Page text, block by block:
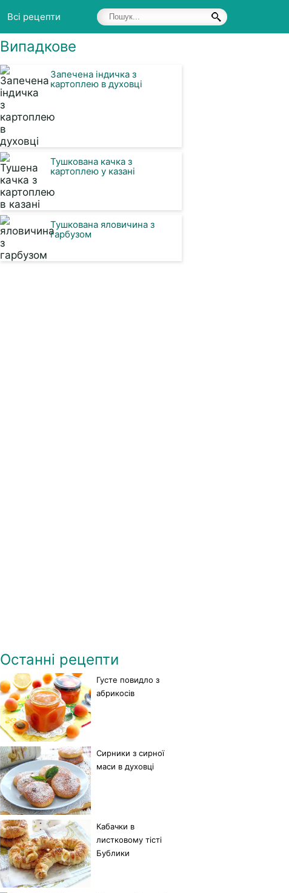
Всі рецепти
Випадкове
Запечена індичка з
картоплею в духовці
Тушкована качка з
картоплею у казані
Тушкована яловичина з
гарбузом
Останні рецепти
Густе повидло з
абрикосів
Сирники з сирної
маси в духовці
Кабачки в
листковому тісті
Бублики